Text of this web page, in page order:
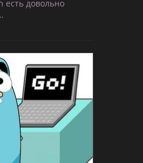
есть довольно